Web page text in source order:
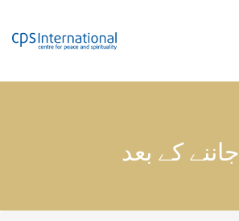
content
جاننے کے بعد